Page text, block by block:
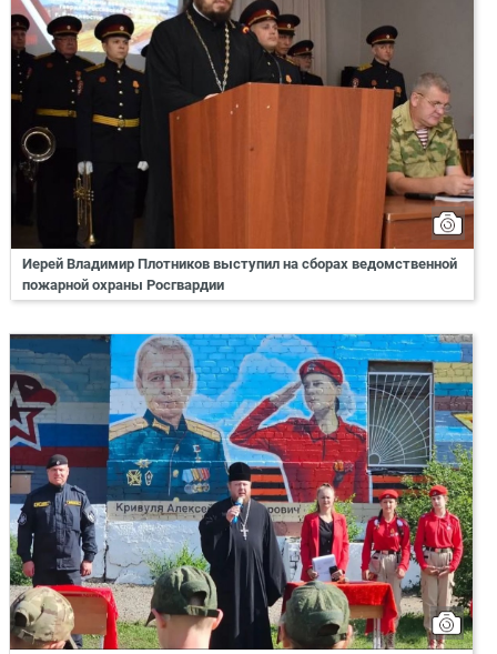
Иерей Владимир Плотников выступил на сборах ведомственной
пожарной охраны Росгвардии